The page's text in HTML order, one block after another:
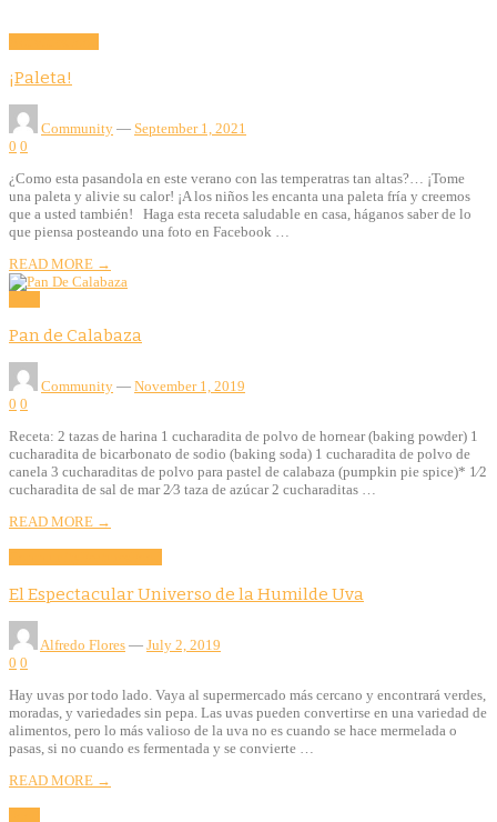
¡Paleta!
Community — September 1, 2021
0 0
¿Como esta pasandola en este verano con las temperatras tan altas?… ¡Tome
una paleta y alivie su calor! ¡A los niños les encanta una paleta fría y creemos
que a usted también! Haga esta receta saludable en casa, háganos saber de lo
que piensa posteando una foto en Facebook …
READ MORE →
Pan de Calabaza
Community — November 1, 2019
0 0
Receta: 2 tazas de harina 1 cucharadita de polvo de hornear (baking powder) 1
cucharadita de bicarbonato de sodio (baking soda) 1 cucharadita de polvo de
canela 3 cucharaditas de polvo para pastel de calabaza (pumpkin pie spice)* 1⁄2
cucharadita de sal de mar 2⁄3 taza de azúcar 2 cucharaditas …
READ MORE →
El Espectacular Universo de la Humilde Uva
Alfredo Flores — July 2, 2019
0 0
Hay uvas por todo lado. Vaya al supermercado más cercano y encontrará verdes,
moradas, y variedades sin pepa. Las uvas pueden convertirse en una variedad de
alimentos, pero lo más valioso de la uva no es cuando se hace mermelada o
pasas, si no cuando es fermentada y se convierte …
READ MORE →